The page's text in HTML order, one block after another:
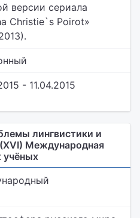
версии сериала
Christie`s Poirot»
- 11.04.2015
лингвистики и
Международная
учёных